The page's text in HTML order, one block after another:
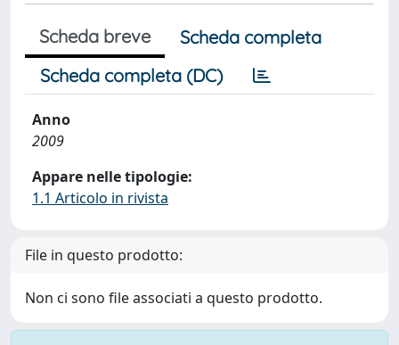
Scheda breve
Scheda completa
Scheda completa (DC)
Anno
2009
Appare nelle tipologie:
1.1 Articolo in rivista
File in questo prodotto:
Non ci sono file associati a questo prodotto.